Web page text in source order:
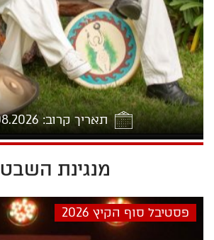
תאריך קרוב: 25.08.2026
מנגינת השבט
פסטיבל סוף הקיץ 2026